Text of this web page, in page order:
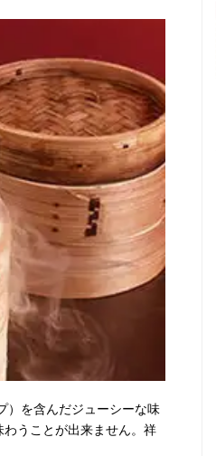
を含んだジューシーな味
うことが出来ません。祥